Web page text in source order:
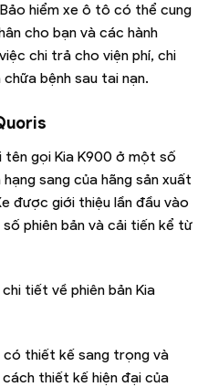
hiểm xe ô tô có thể cung
cho bạn và các hành
chi trả cho viện phí, chi
bệnh sau tai nạn.
gọi Kia K900 ở một số
sang của hãng sản xuất
được giới thiệu lần đầu vào
phiên bản và cải tiến kể từ
tiết về phiên bản Kia
thiết kế sang trọng và
cách thiết kế hiện đại của